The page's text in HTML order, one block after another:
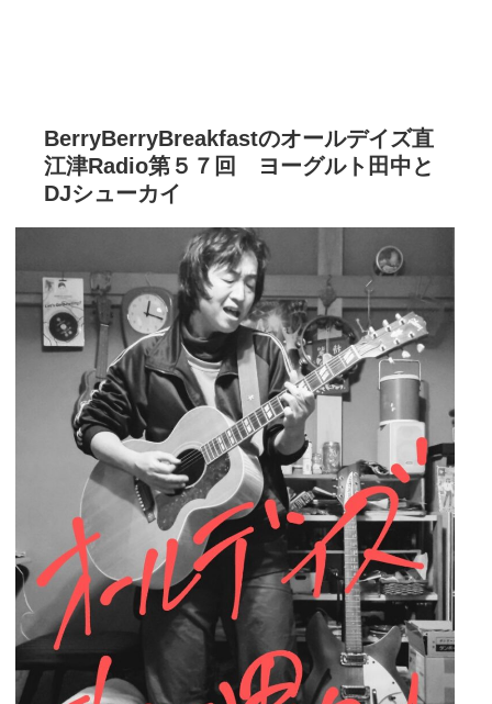
BerryBerryBreakfastのオールデイズ直
江津Radio第５７回 ヨーグルト田中と
DJシューカイ